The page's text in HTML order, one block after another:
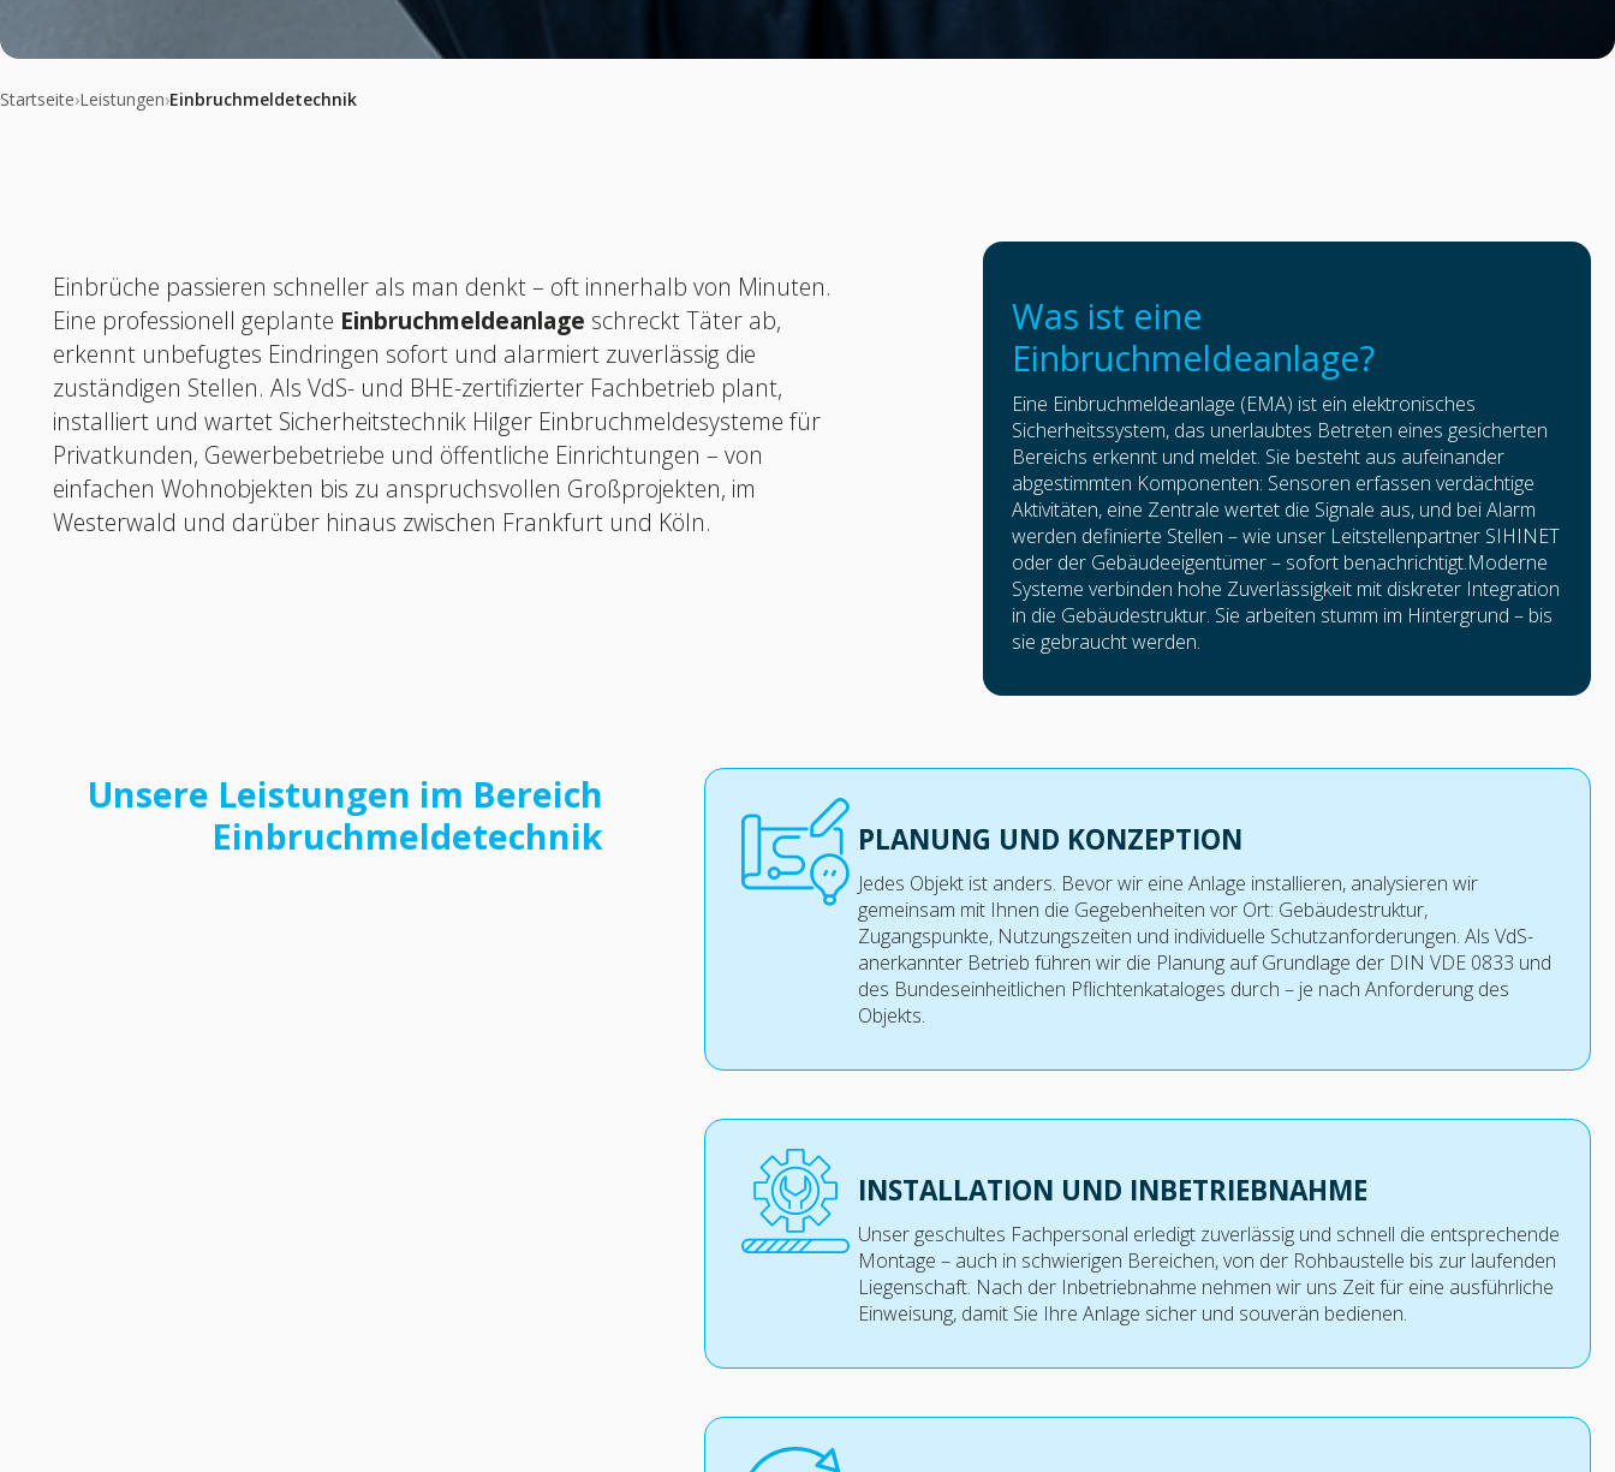
Startseite›Leistungen›Einbruchmeldetechnik
Einbrüche passieren schneller als man denkt – oft innerhalb von Minuten.
Eine professionell geplante Einbruchmeldeanlage schreckt Täter ab,
erkennt unbefugtes Eindringen sofort und alarmiert zuverlässig die
zuständigen Stellen. Als VdS- und BHE-zertifizierter Fachbetrieb plant,
installiert und wartet Sicherheitstechnik Hilger Einbruchmeldesysteme für
Privatkunden, Gewerbebetriebe und öffentliche Einrichtungen – von
einfachen Wohnobjekten bis zu anspruchsvollen Großprojekten, im
Westerwald und darüber hinaus zwischen Frankfurt und Köln.
Was ist eine
Einbruchmeldeanlage?
Eine Einbruchmeldeanlage (EMA) ist ein elektronisches
Sicherheitssystem, das unerlaubtes Betreten eines gesicherten
Bereichs erkennt und meldet. Sie besteht aus aufeinander
abgestimmten Komponenten: Sensoren erfassen verdächtige
Aktivitäten, eine Zentrale wertet die Signale aus, und bei Alarm
werden definierte Stellen – wie unser Leitstellenpartner SIHINET
oder der Gebäudeeigentümer – sofort benachrichtigt.Moderne
Systeme verbinden hohe Zuverlässigkeit mit diskreter Integration
in die Gebäudestruktur. Sie arbeiten stumm im Hintergrund – bis
sie gebraucht werden.
Unsere Leistungen im Bereich
Einbruchmeldetechnik
PLANUNG UND KONZEPTION
Jedes Objekt ist anders. Bevor wir eine Anlage installieren, analysieren wir
gemeinsam mit Ihnen die Gegebenheiten vor Ort: Gebäudestruktur,
Zugangspunkte, Nutzungszeiten und individuelle Schutzanforderungen. Als VdS-
anerkannter Betrieb führen wir die Planung auf Grundlage der DIN VDE 0833 und
des Bundeseinheitlichen Pflichtenkataloges durch – je nach Anforderung des
Objekts.
INSTALLATION UND INBETRIEBNAHME
Unser geschultes Fachpersonal erledigt zuverlässig und schnell die entsprechende
Montage – auch in schwierigen Bereichen, von der Rohbaustelle bis zur laufenden
Liegenschaft. Nach der Inbetriebnahme nehmen wir uns Zeit für eine ausführliche
Einweisung, damit Sie Ihre Anlage sicher und souverän bedienen.